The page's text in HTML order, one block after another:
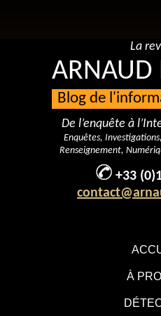
À
La
ARNAUD
Blog de
De l’enquête à
Enquêtes,
Renseignement,
+33